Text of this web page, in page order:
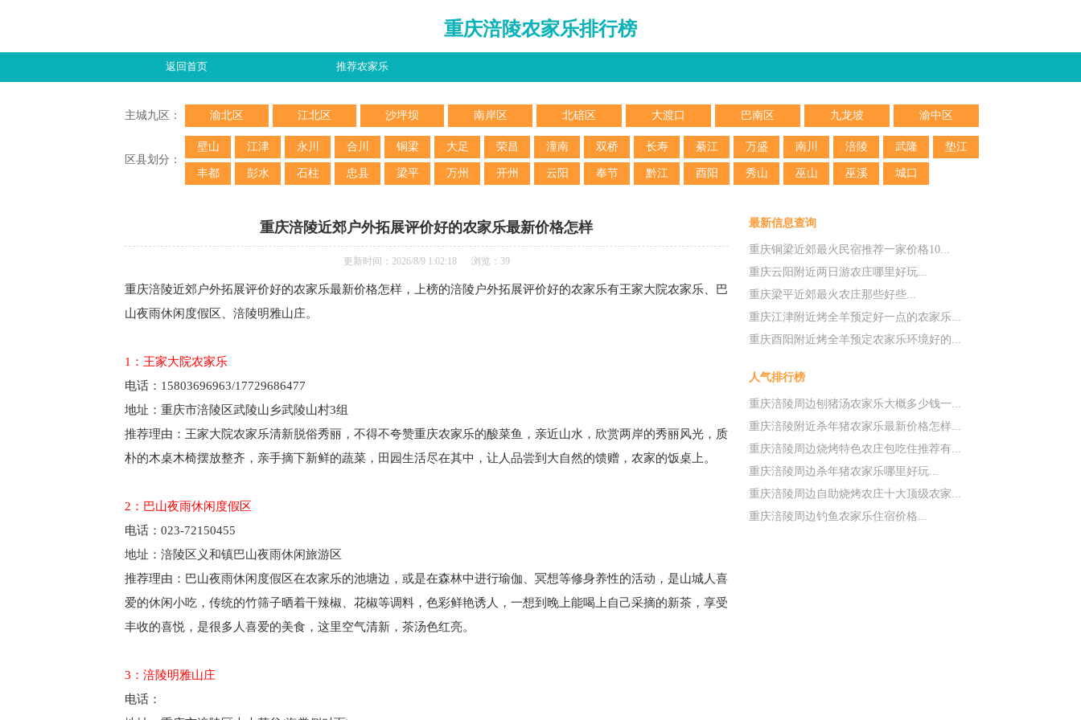
重庆涪陵农家乐排行榜
返回首页 推荐农家乐
主城九区： 渝北区 江北区 沙坪坝 南岸区 北碚区 大渡口 巴南区 九龙坡 渝中区
区县划分：
壁山 江津 永川 合川 铜梁 大足 荣昌 潼南 双桥 长寿 綦江 万盛 南川 涪陵 武隆 垫江
丰都 彭水 石柱 忠县 梁平 万州 开州 云阳 奉节 黔江 酉阳 秀山 巫山 巫溪 城口
重庆涪陵近郊户外拓展评价好的农家乐最新价格怎样
更新时间：2026/8/9 1:02:18 浏览：39
重庆涪陵近郊户外拓展评价好的农家乐最新价格怎样，上榜的涪陵户外拓展评价好的农家乐有王家大院农家乐、巴
山夜雨休闲度假区、涪陵明雅山庄。
1：王家大院农家乐
电话：15803696963/17729686477
地址：重庆市涪陵区武陵山乡武陵山村3组
推荐理由：王家大院农家乐清新脱俗秀丽，不得不夸赞重庆农家乐的酸菜鱼，亲近山水，欣赏两岸的秀丽风光，质
朴的木桌木椅摆放整齐，亲手摘下新鲜的蔬菜，田园生活尽在其中，让人品尝到大自然的馈赠，农家的饭桌上。
2：巴山夜雨休闲度假区
电话：023-72150455
地址：涪陵区义和镇巴山夜雨休闲旅游区
推荐理由：巴山夜雨休闲度假区在农家乐的池塘边，或是在森林中进行瑜伽、冥想等修身养性的活动，是山城人喜
爱的休闲小吃，传统的竹筛子晒着干辣椒、花椒等调料，色彩鲜艳诱人，一想到晚上能喝上自己采摘的新茶，享受
丰收的喜悦，是很多人喜爱的美食，这里空气清新，茶汤色红亮。
3：涪陵明雅山庄
电话：
最新信息查询
重庆铜梁近郊最火民宿推荐一家价格10...
重庆云阳附近两日游农庄哪里好玩...
重庆梁平近郊最火农庄那些好些...
重庆江津附近烤全羊预定好一点的农家乐...
重庆酉阳附近烤全羊预定农家乐环境好的...
人气排行榜
重庆涪陵周边刨猪汤农家乐大概多少钱一...
重庆涪陵附近杀年猪农家乐最新价格怎样...
重庆涪陵周边烧烤特色农庄包吃住推荐有...
重庆涪陵周边杀年猪农家乐哪里好玩...
重庆涪陵周边自助烧烤农庄十大顶级农家...
重庆涪陵周边钓鱼农家乐住宿价格...